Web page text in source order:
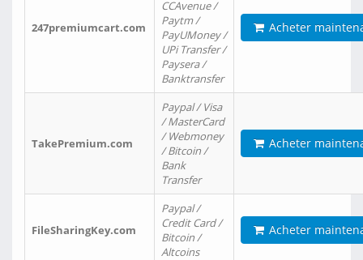
247premiumcart.com
CCAvenue /
Paytm /
PayUMoney /
UPi Transfer /
Paysera /
Banktransfer
Acheter
TakePremium.com
Paypal / Visa
/ MasterCard
/ Webmoney
/ Bitcoin /
Bank
Transfer
Acheter
FileSharingKey.com
Paypal /
Credit Card /
Bitcoin /
Altcoins
Acheter